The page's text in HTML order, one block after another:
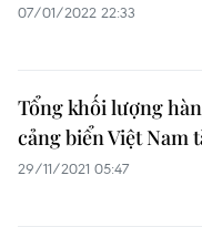
07/01/2022 22:33
Tổng khối lượng
cảng biển Việt Nam
29/11/2021 05:47